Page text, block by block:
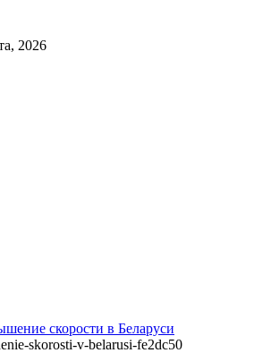
2026
скорости в Беларуси
skorosti-v-belarusi-fe2dc50